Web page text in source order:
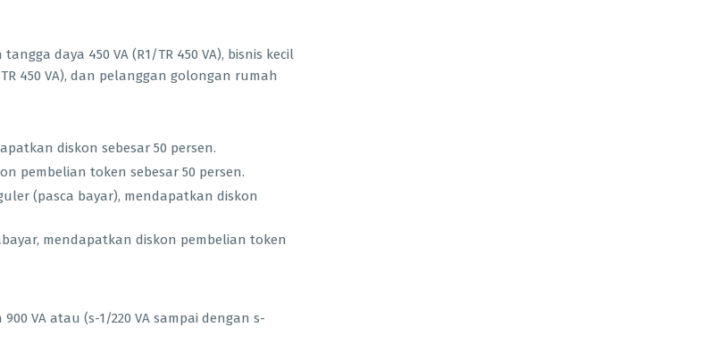
daya 450 VA (R1/TR 450 VA), bisnis kecil
450 VA), dan pelanggan golongan rumah
diskon sebesar 50 persen.
pembelian token sebesar 50 persen.
(pasca bayar), mendapatkan diskon
mendapatkan diskon pembelian token
VA atau (s-1/220 VA sampai dengan s-